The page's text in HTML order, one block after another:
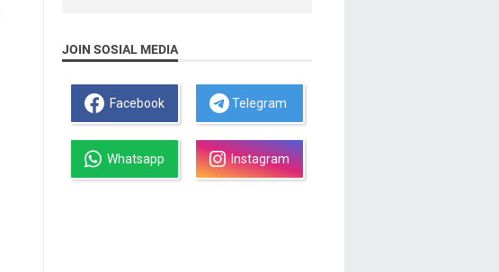
JOIN SOSIAL MEDIA
Facebook Telegram
Whatsapp Instagram